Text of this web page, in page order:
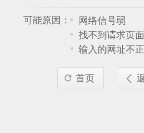
可能原因：
网络信号弱
找不到请求页面
输入的网址不
 首页 